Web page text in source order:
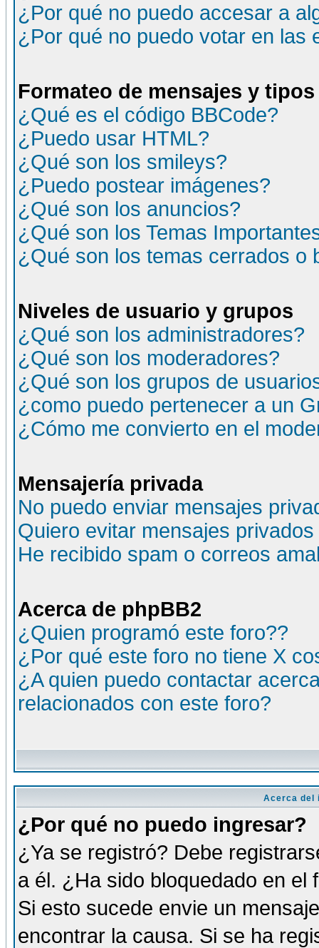
¿Por qué no puedo accesar a
¿Por qué no puedo votar en las
Formateo de mensajes y
¿Qué es el código BBCode?
¿Puedo usar HTML?
¿Qué son los smileys?
¿Puedo postear imágenes?
¿Qué son los anuncios?
¿Qué son los Temas
¿Qué son los temas cerrados o
Niveles de usuario y grupos
¿Qué son los administradores?
¿Qué son los moderadores?
¿Qué son los grupos de
¿como puedo pertenecer a un
¿Cómo me convierto en el
Mensajería privada
No puedo enviar mensajes
Quiero evitar mensajes
He recibido spam o correos
Acerca de phpBB2
¿Quien programó este foro??
¿Por qué este foro no tiene X
¿A quien puedo contactar
relacionados con este foro?
Acerca del
¿Por qué no puedo ingresar?
¿Ya se registró? Debe
a él. ¿Ha sido bloquedado en
Si esto sucede envie un
encontrar la causa. Si se ha